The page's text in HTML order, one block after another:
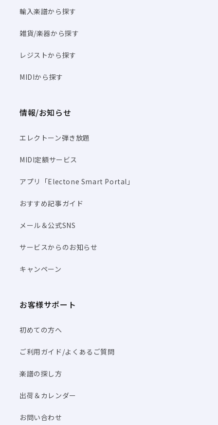
輸入楽譜から探す
雑貨/楽器から探す
レジストから探す
MIDIから探す
情報/お知らせ
エレクトーン弾き放題
MIDI定額サービス
アプリ「Electone Smart Portal」
おすすめ記事ガイド
メール＆公式SNS
サービスからのお知らせ
キャンペーン
お客様サポート
初めての方へ
ご利用ガイド/よくあるご質問
楽譜の探し方
出荷＆カレンダー
お問い合わせ